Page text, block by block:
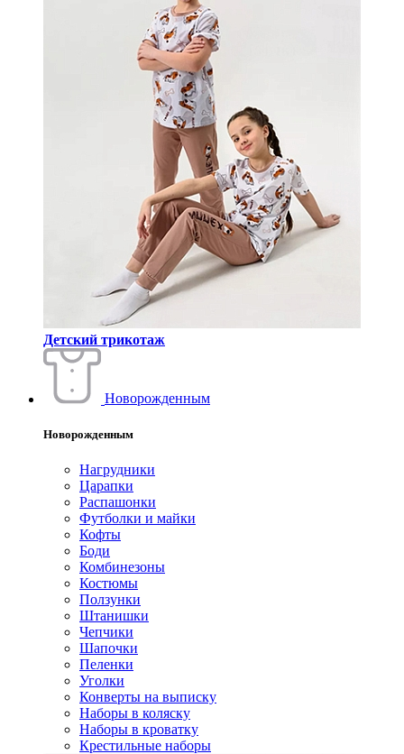
Детский трикотаж
Новорожденным
Новорожденным
Нагрудники
Царапки
Распашонки
Футболки и майки
Кофты
Боди
Комбинезоны
Костюмы
Ползунки
Штанишки
Чепчики
Шапочки
Пеленки
Уголки
Конверты на выписку
Наборы в коляску
Наборы в кроватку
Крестильные наборы